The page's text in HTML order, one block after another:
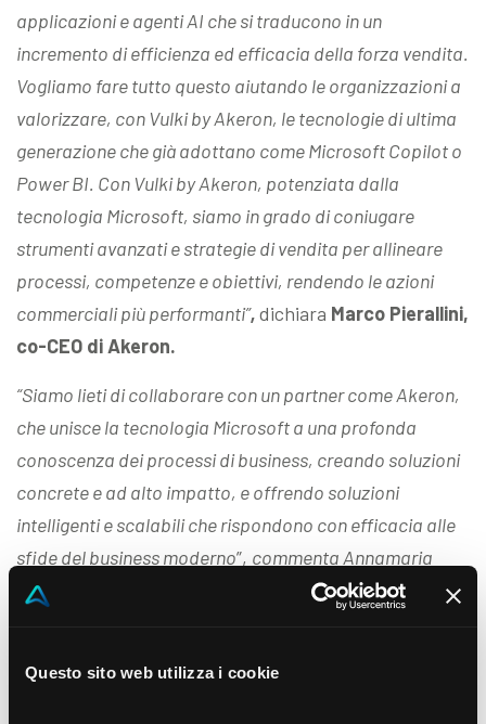
Questo sito web utilizza i cookie
applicazioni e agenti AI che si traducono in un
incremento di efficienza ed efficacia della forza vendita.
Vogliamo fare tutto questo aiutando le organizzazioni a
valorizzare, con Vulki by Akeron, le tecnologie di ultima
generazione che già adottano come Microsoft Copilot o
Power BI. Con Vulki by Akeron, potenziata dalla
tecnologia Microsoft, siamo in grado di coniugare
strumenti avanzati e strategie di vendita per allineare
processi, competenze e obiettivi, rendendo le azioni
commerciali più performanti”,dichiara Marco Pierallini,
co-CEO di Akeron.
“Siamo lieti di collaborare con un partner come Akeron,
che unisce la tecnologia Microsoft a una profonda
conoscenza dei processi di business, creando soluzioni
concrete e ad alto impatto, e offrendo soluzioni
intelligenti e scalabili che rispondono con efficacia alle
sfide del business moderno”, commenta Annamaria
Bottero
Global Partner Solutions Lead, Microsoft
About Akeron